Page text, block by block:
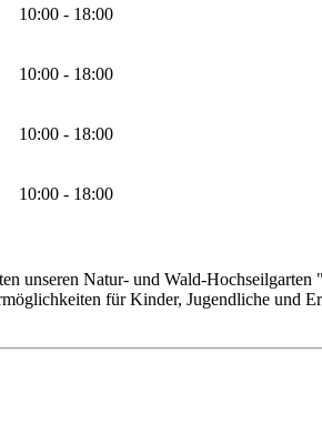
10:00 - 18:00
10:00 - 18:00
10:00 - 18:00
10:00 - 18:00
unseren Natur- und Wald-
für Kinder, Jugendliche und